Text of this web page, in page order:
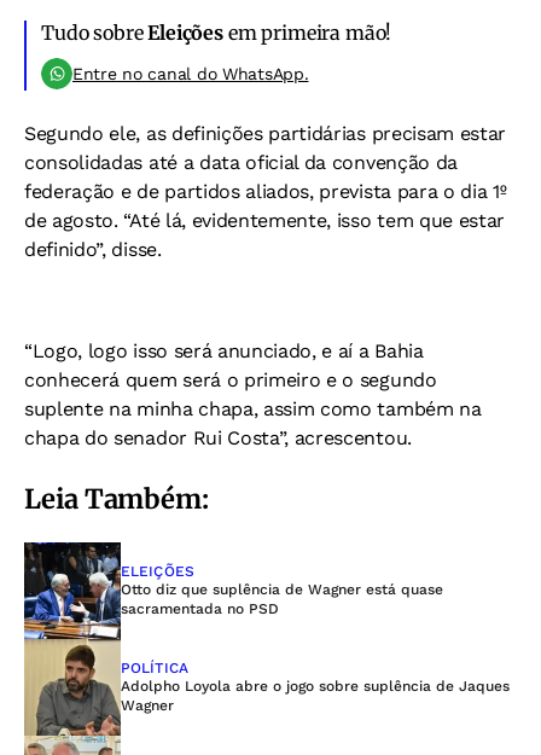
Tudo sobreEleiçõesem primeira mão!
Entre no canal do WhatsApp.
Segundo ele, as definições partidárias precisam estar
consolidadas até a data oficial da convenção da
federação e de partidos aliados, prevista para o dia 1º
de agosto. “Até lá, evidentemente, isso tem que estar
definido”, disse.
“Logo, logo isso será anunciado, e aí a Bahia
conhecerá quem será o primeiro e o segundo
suplente na minha chapa, assim como também na
chapa do senador Rui Costa”, acrescentou.
Leia Também:
ELEIÇÕES
Otto diz que suplência de Wagner está quase
sacramentada no PSD
POLÍTICA
Adolpho Loyola abre o jogo sobre suplência de Jaques
Wagner